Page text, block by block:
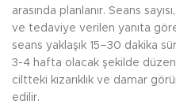
arasında planlanır. Seans
ve tedaviye verilen yanıta
seans yaklaşık 15–30 dakika
3-4 hafta olacak şekilde
ciltteki kızarıklık ve damar
edilir.